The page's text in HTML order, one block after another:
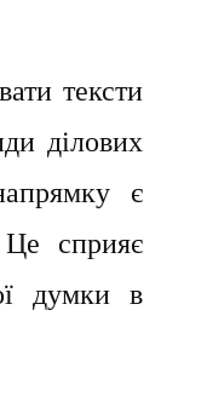
тексти
ділових
є
Це сприяє
думки в